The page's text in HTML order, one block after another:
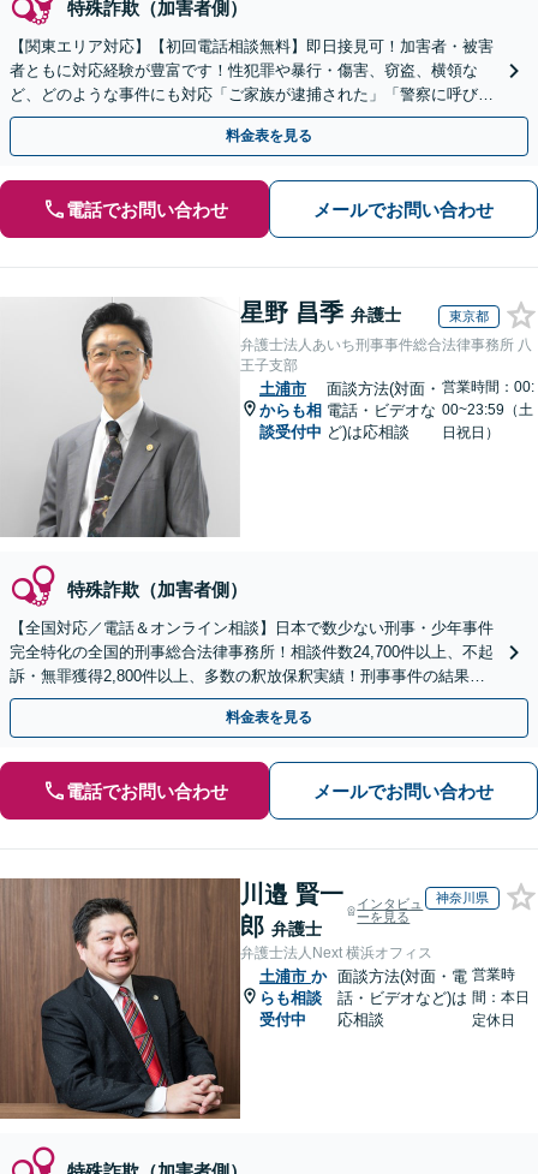
特殊詐欺（加害者側）
【関東エリア対応】【初回電話相談無料】即日接見可！加害者・被害
者ともに対応経験が豊富です！性犯罪や暴行・傷害、窃盗、横領な
ど、どのような事件にも対応「ご家族が逮捕された」「警察に呼び出
された」場合には、お早めにご相談ください
料金表を見る
電話でお問い合わせ メールでお問い合わせ
星野 昌季 弁護士 東京都
弁護士法人あいち刑事事件総合法律事務所 八
王子支部
土浦市
からも相
談受付中
面談方法(対面・
電話・ビデオな
ど)は応相談
営業時間：00:
00~23:59（土
日祝日）
特殊詐欺（加害者側）
【全国対応／電話＆オンライン相談】日本で数少ない刑事・少年事件
完全特化の全国的刑事総合法律事務所！相談件数24,700件以上、不起
訴・無罪獲得2,800件以上、多数の釈放保釈実績！刑事事件の結果は
弁護士の腕次第で変わります【初回相談無料】
料金表を見る
電話でお問い合わせ メールでお問い合わせ
川邉 賢一
郎 弁護士
インタビュ
ーを見る
神奈川県
弁護士法人Next 横浜オフィス
土浦市 か
らも相談
受付中
面談方法(対面・電
話・ビデオなど)は
応相談
営業時
間：本日
定休日